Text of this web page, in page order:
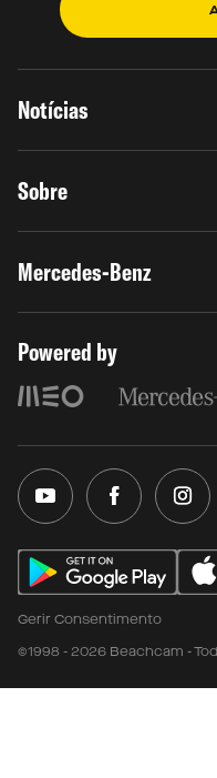
Notícias
Sobre
Mercedes-Benz
Powered by
Gerir Consentimento
©1998 - 2026 Beachcam -